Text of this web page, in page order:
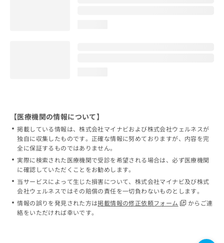
【医療機関の情報について】
掲載している情報は、株式会社マイナビおよび株式会社ウェルネスが
独自に収集したものです。正確な情報に努めておりますが、内容を完
全に保証するものではありません。
実際に検索された医療機関で受診を希望される場合は、必ず医療機関
に確認していただくことをお勧めします。
当サービスによって生じた損害について、株式会社マイナビ及び株式
会社ウェルネスではその賠償の責任を一切負わないものとします。
情報の誤りを発見された方は掲載情報の修正依頼フォーム
からご連
絡をいただければ幸いです。